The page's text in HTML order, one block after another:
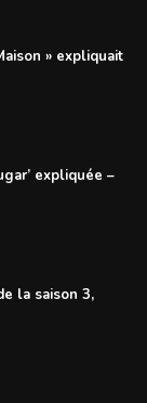
» expliquait
expliquée –
la saison 3,